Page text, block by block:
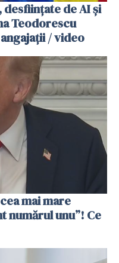
desființate de AI și
Teodorescu
angajații / video
mai mare
numărul unu”! Ce